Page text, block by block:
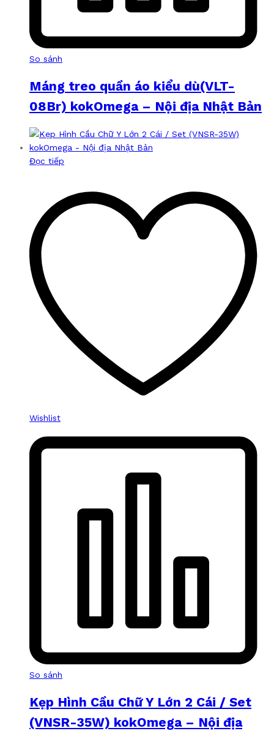
So sánh
Máng treo quần áo kiểu dù(VLT-
08Br) kokOmega – Nội địa Nhật Bản
Đọc tiếp
Wishlist
So sánh
Kẹp Hình Cầu Chữ Y Lớn 2 Cái / Set
(VNSR-35W) kokOmega – Nội địa